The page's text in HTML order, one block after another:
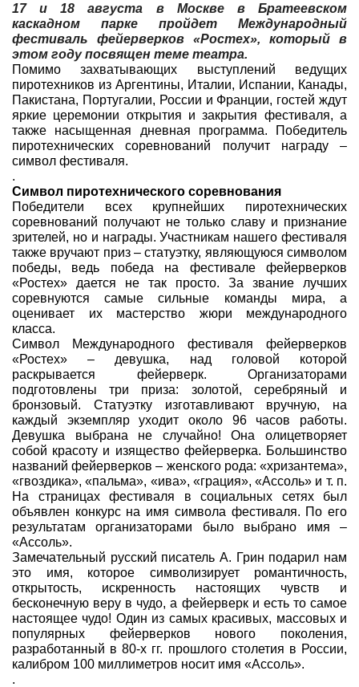
17 и 18 августа в Москве в Братеевском
каскадном парке пройдет Международный
фестиваль фейерверков «Ростех», который в
этом году посвящен теме театра.
Помимо захватывающих выступлений ведущих
пиротехников из Аргентины, Италии, Испании, Канады,
Пакистана, Португалии, России и Франции, гостей ждут
яркие церемонии открытия и закрытия фестиваля, а
также насыщенная дневная программа. Победитель
пиротехнических соревнований получит награду –
символ фестиваля.
.
Символ пиротехнического соревнования
Победители всех крупнейших пиротехнических
соревнований получают не только славу и признание
зрителей, но и награды. Участникам нашего фестиваля
также вручают приз – статуэтку, являющуюся символом
победы, ведь победа на фестивале фейерверков
«Ростех» дается не так просто. За звание лучших
соревнуются самые сильные команды мира, а
оценивает их мастерство жюри международного
класса.
Символ Международного фестиваля фейерверков
«Ростех» – девушка, над головой которой
раскрывается фейерверк. Организаторами
подготовлены три приза: золотой, серебряный и
бронзовый. Статуэтку изготавливают вручную, на
каждый экземпляр уходит около 96 часов работы.
Девушка выбрана не случайно! Она олицетворяет
собой красоту и изящество фейерверка. Большинство
названий фейерверков – женского рода: «хризантема»,
«гвоздика», «пальма», «ива», «грация», «Ассоль» и т. п.
На страницах фестиваля в социальных сетях был
объявлен конкурс на имя символа фестиваля. По его
результатам организаторами было выбрано имя –
«Ассоль».
Замечательный русский писатель А. Грин подарил нам
это имя, которое символизирует романтичность,
открытость, искренность настоящих чувств и
бесконечную веру в чудо, а фейерверк и есть то самое
настоящее чудо! Один из самых красивых, массовых и
популярных фейерверков нового поколения,
разработанный в 80-х гг. прошлого столетия в России,
калибром 100 миллиметров носит имя «Ассоль».
.